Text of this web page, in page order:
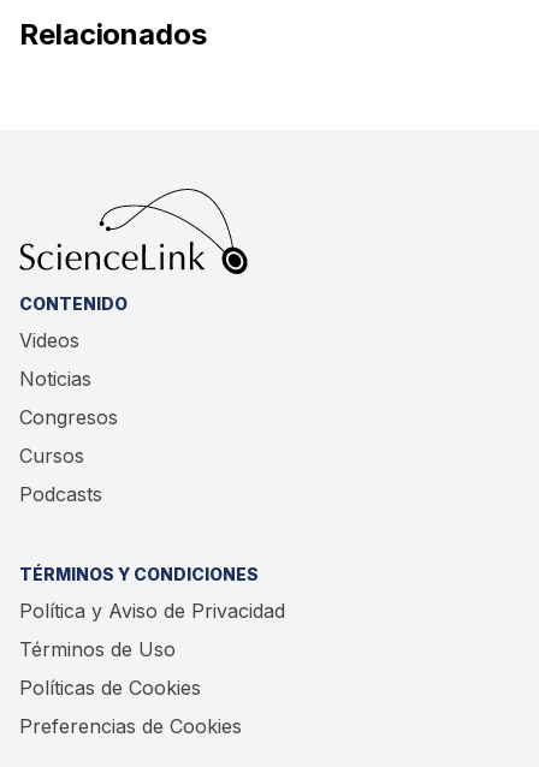
Relacionados
CONTENIDO
Videos
Noticias
Congresos
Cursos
Podcasts
TÉRMINOS Y CONDICIONES
Política y Aviso de Privacidad
Términos de Uso
Políticas de Cookies
Preferencias de Cookies